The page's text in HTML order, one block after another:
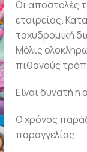
Οι αποστολές
εταιρείας.
ταχυδρομική
Μόλις
πιθανούς
Είναι δυνατή
Ο χρόνος
παραγγελίας.